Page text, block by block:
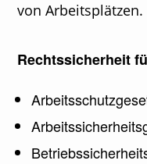
von Arbeitsplätzen.
Rechtssicherheit